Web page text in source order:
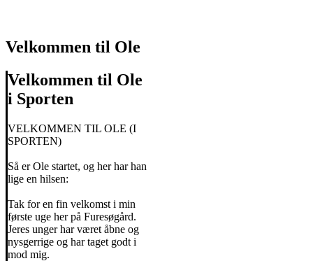
Velkommen til Ole
Velkommen til Ole
i Sporten
VELKOMMEN TIL OLE (I
SPORTEN)
Så er Ole startet, og her har han
lige en hilsen:
Tak for en fin velkomst i min
første uge her på Furesøgård.
Jeres unger har været åbne og
nysgerrige og har taget godt i
mod mig.